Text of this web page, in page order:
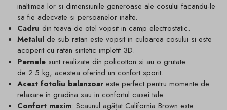
inaltimea lor si dimensiunile generoase ale cosului facandu-le
sa fie adecvate si persoanelor inalte.
Cadru din teava de otel vopsit in camp electrostatic.
Metalul de sub ratan este vopsit in culoarea cosului si este
acoperit cu ratan sintetic impletit 3D.
Pernele sunt realizate din policotton si au o grutate
de 2.5 kg, acestea oferind un confort sporit.
Acest fotoliu balansoar este perfect pentru momente de
relaxare in gradina sau in confortul casei tale.
Confort maxim: Scaunul agățat California Brown este